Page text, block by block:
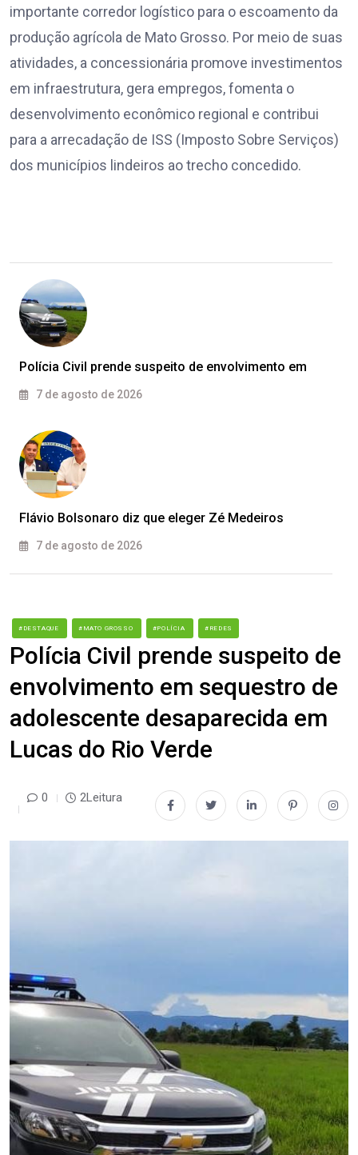
importante corredor logístico para o escoamento da
produção agrícola de Mato Grosso. Por meio de suas
atividades, a concessionária promove investimentos
em infraestrutura, gera empregos, fomenta o
desenvolvimento econômico regional e contribui
para a arrecadação de ISS (Imposto Sobre Serviços)
dos municípios lindeiros ao trecho concedido.
Polícia Civil prende suspeito de envolvimento em
7 de agosto de 2026
Flávio Bolsonaro diz que eleger Zé Medeiros
7 de agosto de 2026
#DESTAQUE #MATO GROSSO #POLÍCIA #REDES
Polícia Civil prende suspeito de
envolvimento em sequestro de
adolescente desaparecida em
Lucas do Rio Verde
0 2Leitura